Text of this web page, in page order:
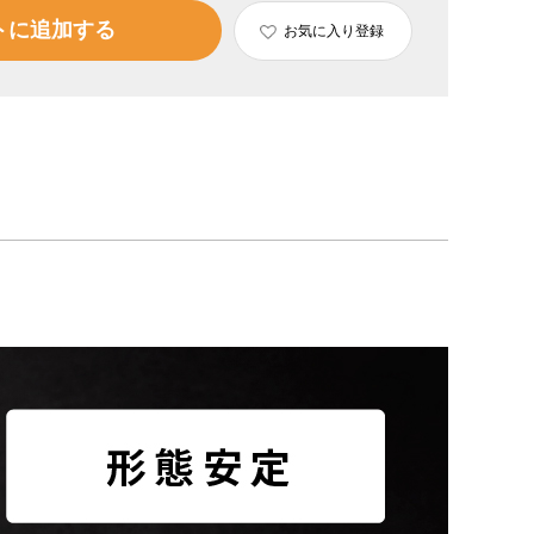
に追加する お気に入り登録